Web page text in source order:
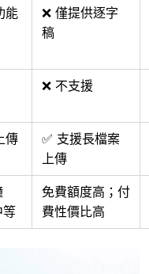
能
❌ 僅提供逐字
稿
❌ 不支援
傳
✅ 支援長檔案
上傳
等
免費額度高；付
費性價比高